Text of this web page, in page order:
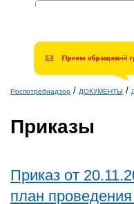
Роспотребнадзор / ДОКУМЕНТЫ /
Приказы
Приказ от
план